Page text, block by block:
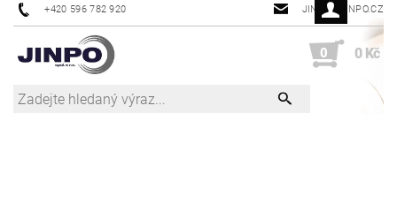
+420 596 782 920 JINPO@JINPO.CZ
0 0 Kč